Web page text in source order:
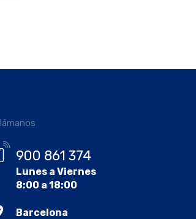
900 861 374
Lunes a Viernes
8:00 a 18:00
Barcelona